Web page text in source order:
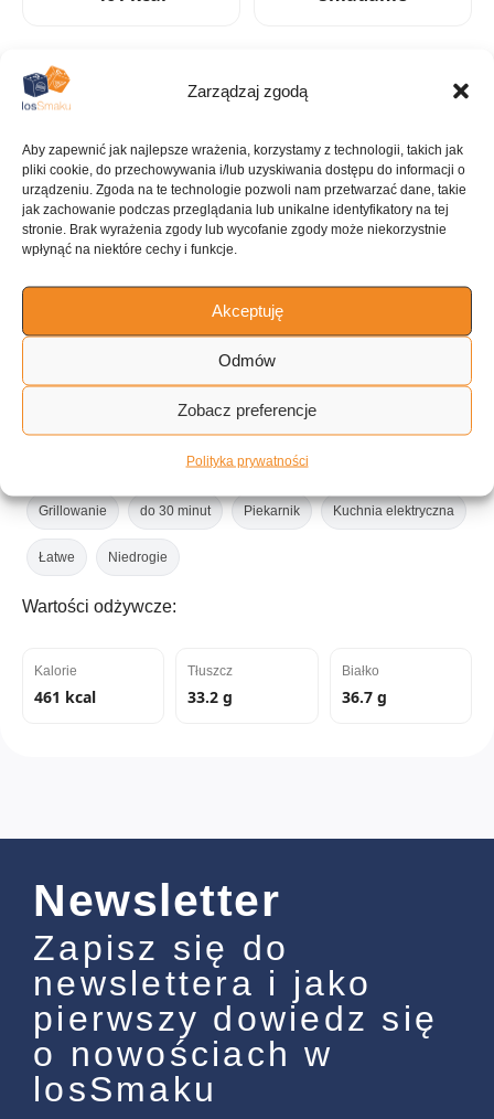
Zarządzaj zgodą
Aby zapewnić jak najlepsze wrażenia, korzystamy z technologii, takich jak
pliki cookie, do przechowywania i/lub uzyskiwania dostępu do informacji o
urządzeniu. Zgoda na te technologie pozwoli nam przetwarzać dane, takie
jak zachowanie podczas przeglądania lub unikalne identyfikatory na tej
stronie. Brak wyrażenia zgody lub wycofanie zgody może niekorzystnie
wpłynąć na niektóre cechy i funkcje.
Akceptuję
Odmów
Zobacz preferencje
Polityka prywatności
Amerykańska
ILOŚĆ PORCJI
~4 porcje
Krab Ser Europejskie
Bardzo niskie węglowodany Dla dzieci
Grillowanie do 30 minut Piekarnik Kuchnia elektryczna
Łatwe Niedrogie
Wartości odżywcze:
Kalorie
461 kcal
Tłuszcz
33.2 g
Białko
36.7 g
Newsletter
Zapisz się do
newslettera i jako
pierwszy dowiedz się
o nowościach w
losSmaku